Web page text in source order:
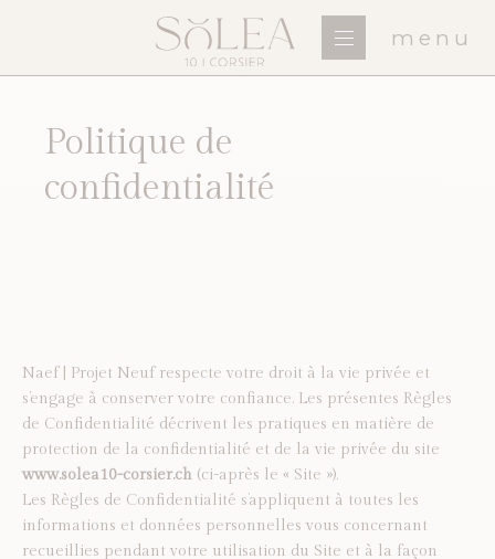
menu
Politique de
confidentialité
Naef | Projet Neuf respecte votre droit à la vie privée et
s’engage à conserver votre confiance. Les présentes Règles
de Confidentialité décrivent les pratiques en matière de
protection de la confidentialité et de la vie privée du site
www.solea10-corsier.ch (ci-après le « Site »).
Les Règles de Confidentialité s’appliquent à toutes les
informations et données personnelles vous concernant
recueillies pendant votre utilisation du Site et à la façon